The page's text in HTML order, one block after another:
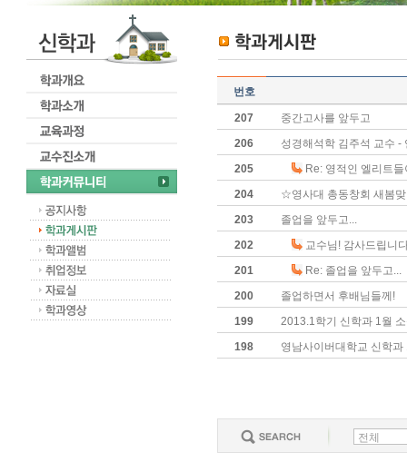
번호
207
중간고사를 앞두고
206
성경해석학 김주석 교수 -
205
Re: 영적인 엘리트
204
☆영사대 총동창회 새봄
203
졸업을 앞두고...
202
교수님! 감사드립니
201
Re: 졸업을 앞두고...
200
졸업하면서 후배님들께!
199
2013.1학기 신학과 1월
198
영남사이버대학교 신학과